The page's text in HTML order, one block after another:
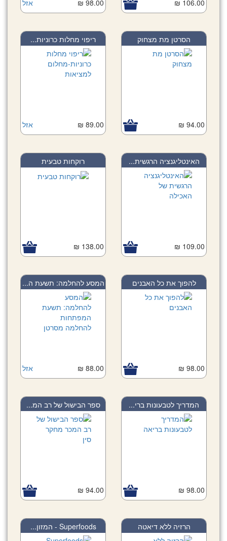
106.00 ₪ אזל 98.00 ₪
הסרטן מת מצחוק
94.00 ₪
ריפוי מחלות כרוניות...
אזל 89.00 ₪
האינטליגנציה הרגשית...
109.00 ₪
רוקחות טבעית
138.00 ₪
להפוך את כל האבנים
98.00 ₪
המסע להחלמה: תשעת ה...
אזל 88.00 ₪
המדריך לטבעונות ברי...
98.00 ₪
ספר הבישול של רב המ...
94.00 ₪
הרזיה ללא דיאטה Superfoods - המזון...